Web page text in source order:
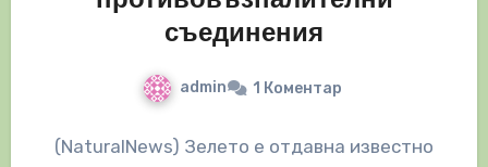
съединения
admin 1 Коментар
(NaturalNews) Зелето е отдавна известно